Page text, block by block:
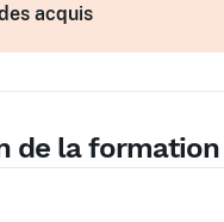
œuvre dans l'entreprise
complémentaires
acquis
de la formation